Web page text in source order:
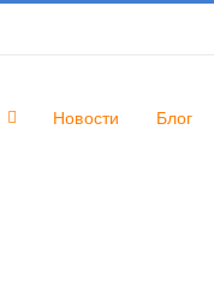
Новости Блог